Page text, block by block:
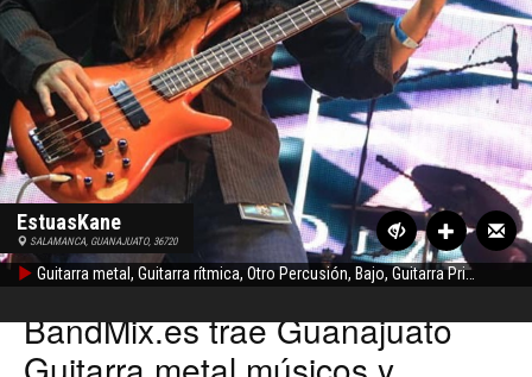
EstuasKane
SALAMANCA, GUANAJUATO, 36720
Guitarra metal, Guitarra rítmica, Otro Percusión, Bajo, Guitarra Principal
BandMix.estraeGuanajuato